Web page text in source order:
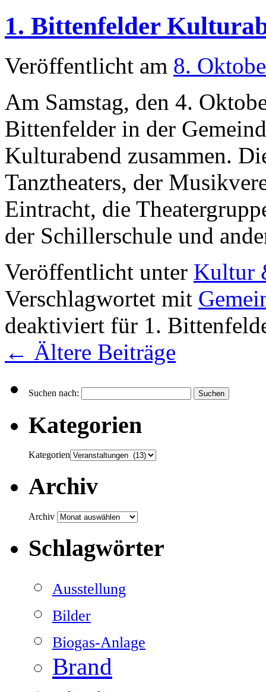
1. Bittenfelder
Veröffentlicht am 8.
Am Samstag, den 4.
Bittenfelder in der
Kulturabend zusammen.
Tanztheaters, der
Eintracht, die
der Schillerschule und
Veröffentlicht unter Kultur
Verschlagwortet mit
deaktiviert für 1.
← Ältere Beiträge
Suchen nach:
Kategorien
Kategorien
Archiv
Archiv
Schlagwörter
Ausstellung
Bilder
Biogas-Anlage
Brand